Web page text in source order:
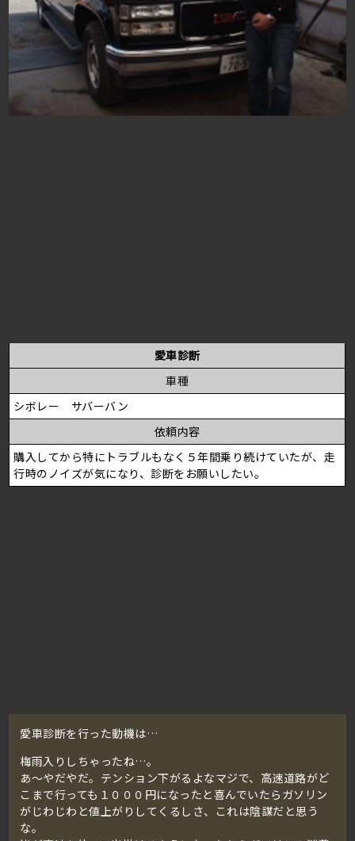
愛車診断
車種
シボレー サバーバン
依頼内容
購入してから特にトラブルもなく５年間乗り続けていたが、走
行時のノイズが気になり、診断をお願いしたい。
愛車診断を行った動機は…
梅雨入りしちゃったね…。
あ～やだやだ。テンション下がるよなマジで、高速道路がど
こまで行っても１０００円になったと喜んでいたらガソリン
がじわじわと値上がりしてくるしさ、これは陰謀だと思う
な。